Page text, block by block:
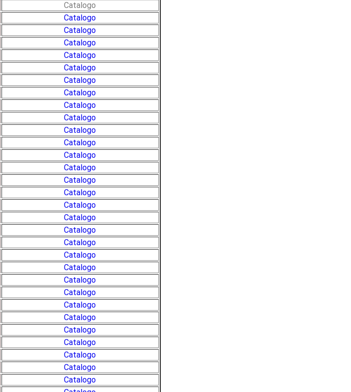
Catalogo
Catalogo
Catalogo
Catalogo
Catalogo
Catalogo
Catalogo
Catalogo
Catalogo
Catalogo
Catalogo
Catalogo
Catalogo
Catalogo
Catalogo
Catalogo
Catalogo
Catalogo
Catalogo
Catalogo
Catalogo
Catalogo
Catalogo
Catalogo
Catalogo
Catalogo
Catalogo
Catalogo
Catalogo
Catalogo
Catalogo